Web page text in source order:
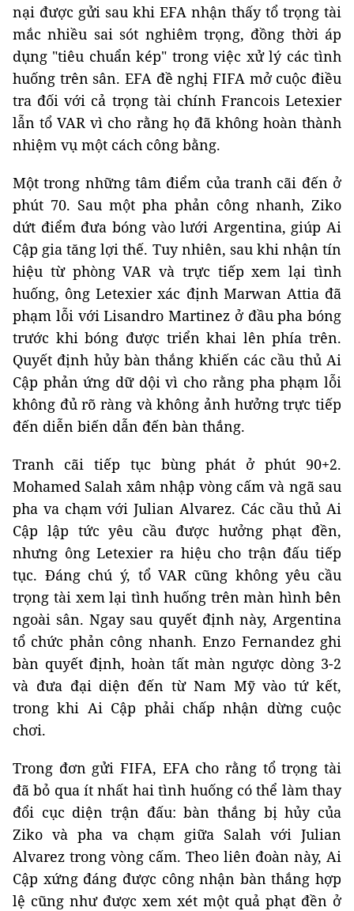
nại được gửi sau khi EFA nhận thấy tổ trọng tài
mắc nhiều sai sót nghiêm trọng, đồng thời áp
dụng "tiêu chuẩn kép" trong việc xử lý các tình
huống trên sân. EFA đề nghị FIFA mở cuộc điều
tra đối với cả trọng tài chính Francois Letexier
lẫn tổ VAR vì cho rằng họ đã không hoàn thành
nhiệm vụ một cách công bằng.
Một trong những tâm điểm của tranh cãi đến ở
phút 70. Sau một pha phản công nhanh, Ziko
dứt điểm đưa bóng vào lưới Argentina, giúp Ai
Cập gia tăng lợi thế. Tuy nhiên, sau khi nhận tín
hiệu từ phòng VAR và trực tiếp xem lại tình
huống, ông Letexier xác định Marwan Attia đã
phạm lỗi với Lisandro Martinez ở đầu pha bóng
trước khi bóng được triển khai lên phía trên.
Quyết định hủy bàn thắng khiến các cầu thủ Ai
Cập phản ứng dữ dội vì cho rằng pha phạm lỗi
không đủ rõ ràng và không ảnh hưởng trực tiếp
đến diễn biến dẫn đến bàn thắng.
Tranh cãi tiếp tục bùng phát ở phút 90+2.
Mohamed Salah xâm nhập vòng cấm và ngã sau
pha va chạm với Julian Alvarez. Các cầu thủ Ai
Cập lập tức yêu cầu được hưởng phạt đền,
nhưng ông Letexier ra hiệu cho trận đấu tiếp
tục. Đáng chú ý, tổ VAR cũng không yêu cầu
trọng tài xem lại tình huống trên màn hình bên
ngoài sân. Ngay sau quyết định này, Argentina
tổ chức phản công nhanh. Enzo Fernandez ghi
bàn quyết định, hoàn tất màn ngược dòng 3-2
và đưa đại diện đến từ Nam Mỹ vào tứ kết,
trong khi Ai Cập phải chấp nhận dừng cuộc
chơi.
Trong đơn gửi FIFA, EFA cho rằng tổ trọng tài
đã bỏ qua ít nhất hai tình huống có thể làm thay
đổi cục diện trận đấu: bàn thắng bị hủy của
Ziko và pha va chạm giữa Salah với Julian
Alvarez trong vòng cấm. Theo liên đoàn này, Ai
Cập xứng đáng được công nhận bàn thắng hợp
lệ cũng như được xem xét một quả phạt đền ở